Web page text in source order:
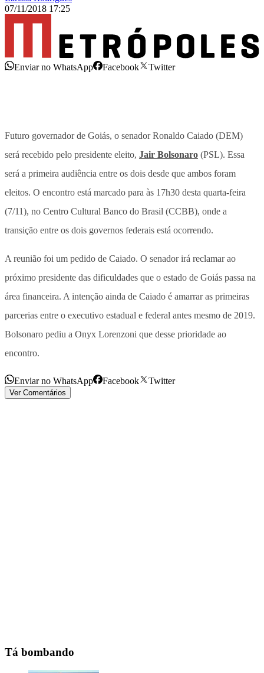
07/11/2018 17:25
Enviar no WhatsApp Facebook Twitter
Futuro governador de Goiás, o senador Ronaldo Caiado (DEM)
será recebido pelo presidente eleito, Jair Bolsonaro (PSL). Essa
será a primeira audiência entre os dois desde que ambos foram
eleitos. O encontro está marcado para às 17h30 desta quarta-feira
(7/11), no Centro Cultural Banco do Brasil (CCBB), onde a
transição entre os dois governos federais está ocorrendo.
A reunião foi um pedido de Caiado. O senador irá reclamar ao
próximo presidente das dificuldades que o estado de Goiás passa na
área financeira. A intenção ainda de Caiado é amarrar as primeiras
parcerias entre o executivo estadual e federal antes mesmo de 2019.
Bolsonaro pediu a Onyx Lorenzoni que desse prioridade ao
encontro.
Enviar no WhatsApp Facebook Twitter
Ver Comentários
Tá bombando